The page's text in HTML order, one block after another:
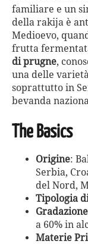
familiare e un
della rakija è
Medioevo,
frutta
di prugne,
una delle
soprattutto in
bevanda
The Basics
Origine:
Serbia,
del Nord,
Tipologia
a 60% in
Materie